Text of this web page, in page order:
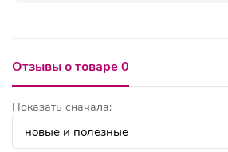
Отзывы о товаре 0
Показать сначала: